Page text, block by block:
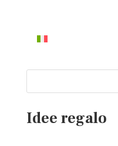
Idee regalo